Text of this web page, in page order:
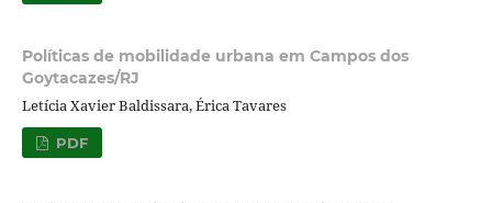
Políticas de mobilidade urbana em Campos dos
Goytacazes/RJ
Letícia Xavier Baldissara, Érica Tavares
PDF